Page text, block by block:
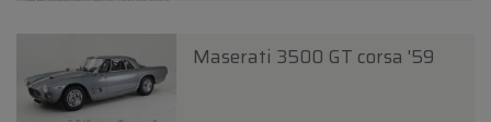
Maserati 3500 GT corsa '59